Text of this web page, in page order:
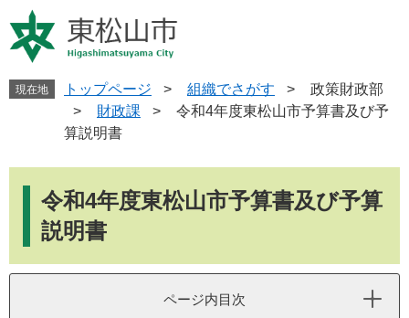
ー
ジ
ニ
ュ
現在地 トップページ > 組織でさがす >
政策財政部
>
財政課 >
令和4年度東松山市予算書及び予
算説明書
令和4年度東松山市予算書及び予算
説明書
ページ内目次